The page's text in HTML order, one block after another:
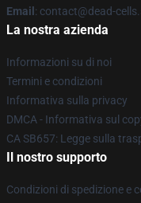
Email : contact@dead-
La nostra azienda
Informazioni su di noi
Termini e condizioni
Informativa sulla privacy
DMCA - Informativa sul
CA SB657: Legge sulla
Il nostro supporto
Condizioni di spedizione e